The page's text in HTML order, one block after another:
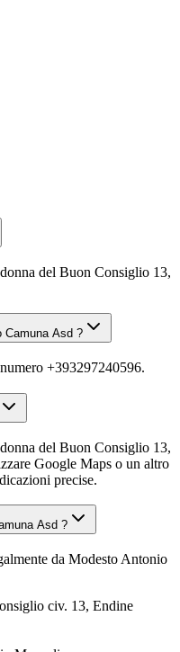
del Buon Consiglio 13,
Camuna Asd ?
+393297240596.
del Buon Consiglio 13,
Google Maps o un altro
precise.
Asd ?
da Modesto Antonio
civ. 13, Endine